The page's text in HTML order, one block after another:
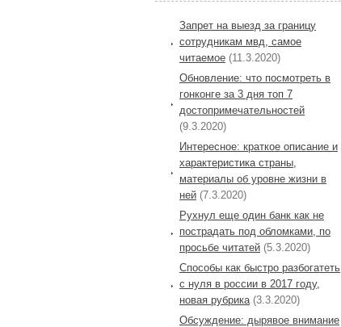
Запрет на выезд за границу
сотрудникам мвд, самое
читаемое (11.3.2020)
Обновление: что посмотреть в
гонконге за 3 дня топ 7
достопримечательностей
(9.3.2020)
Интересное: краткое описание и
характеристика страны,
материалы об уровне жизни в
ней (7.3.2020)
Рухнул еще один банк как не
пострадать под обломками, по
просьбе читатей (5.3.2020)
Способы как быстро разбогатеть
с нуля в россии в 2017 году,
новая рубрика (3.3.2020)
Обсуждение: дырявое внимание